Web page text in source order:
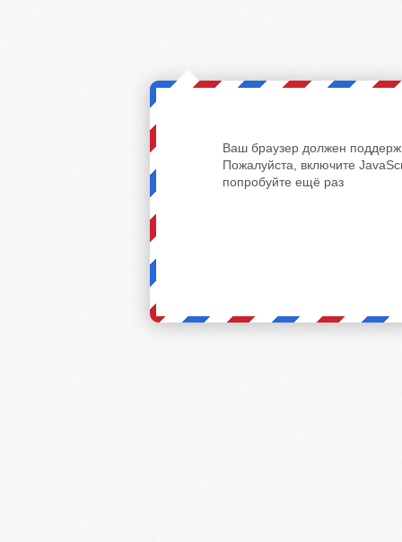
Ваш браузер должен
Пожалуйста, включите
попробуйте ещё раз